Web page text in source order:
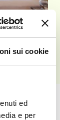
sui cookie
ed
e per